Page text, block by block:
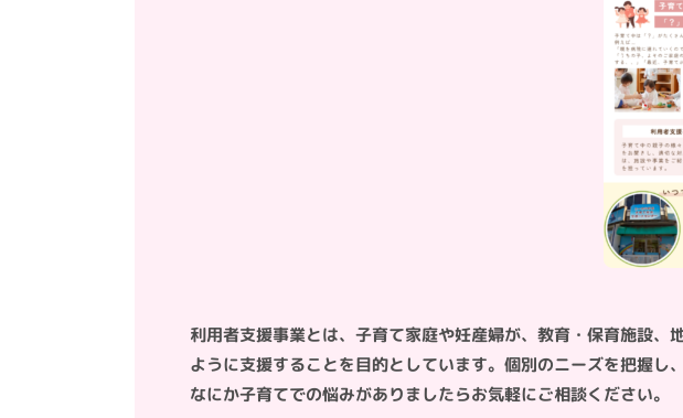
利用者支援事業とは、子育て家庭や妊産婦が、教育・保育施設
ように支援することを目的としています。個別のニーズを把握し
なにか子育てでの悩みがありましたらお気軽にご相談ください。